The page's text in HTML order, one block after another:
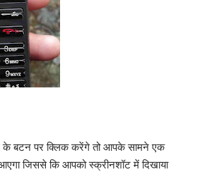
बटन पर क्लिक करेंगे तो आपके सामने एक
जिससे कि आपको स्क्रीनशॉट में दिखाया